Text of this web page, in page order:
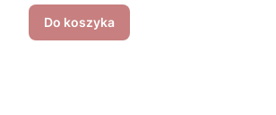
Do koszyka